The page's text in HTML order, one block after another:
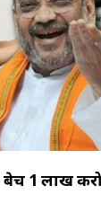
1 लाख